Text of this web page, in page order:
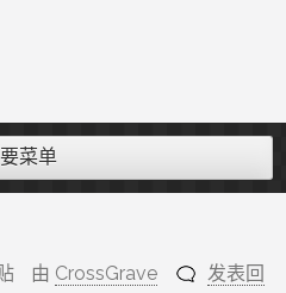
菜单
由 CrossGrave
发表回